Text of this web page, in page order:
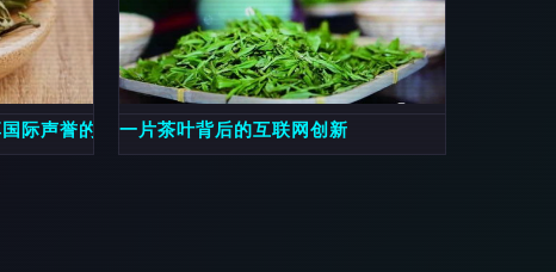
际声誉的名茶一片茶叶背后的互联网创新